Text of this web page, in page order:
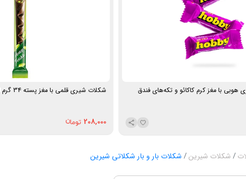
هوبی با مغز کرم کاکائو و تکه‌های فندق
شکلات شیری قلمی با مغز پسته 34 گرم اتی
208,000
شکلات شیرین شکلات بار و بار شکلاتی شیرین